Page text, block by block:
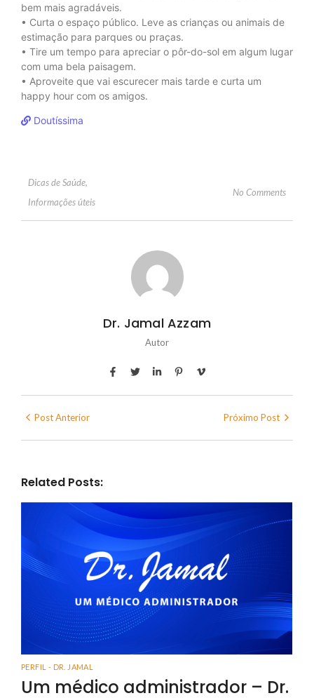
bem mais agradáveis.
• Curta o espaço público. Leve as crianças ou animais de
estimação para parques ou praças.
• Tire um tempo para apreciar o pôr-do-sol em algum lugar
com uma bela paisagem.
• Aproveite que vai escurecer mais tarde e curta um
happy hour com os amigos.
Doutíssima
Dicas de Saúde,
Informações úteis
No Comments
Dr. Jamal Azzam
Autor
Post Anterior Próximo Post
Related Posts:
PERFIL - DR. JAMAL
Um médico administrador – Dr.